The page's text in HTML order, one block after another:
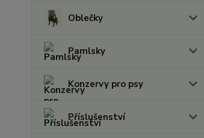
Oblečky
Pamlsky
Konzervy pro psy
Příslušenství